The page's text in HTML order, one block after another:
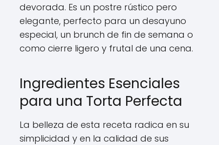
devorada. Es un postre rústico pero
elegante, perfecto para un desayuno
especial, un brunch de fin de semana o
como cierre ligero y frutal de una cena.
Ingredientes Esenciales
para una Torta Perfecta
La belleza de esta receta radica en su
simplicidad y en la calidad de sus